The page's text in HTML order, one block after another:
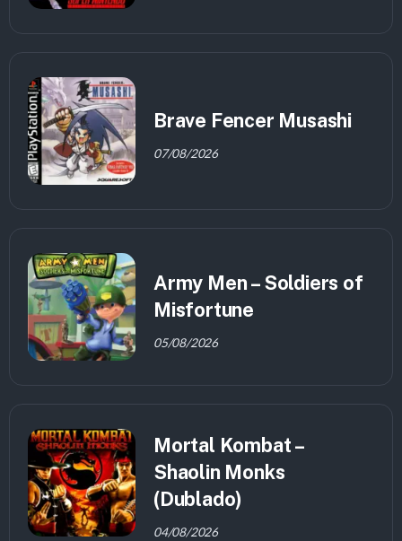
Brave Fencer Musashi
07/08/2026
Army Men – Soldiers of
Misfortune
05/08/2026
Mortal Kombat –
Shaolin Monks
(Dublado)
04/08/2026